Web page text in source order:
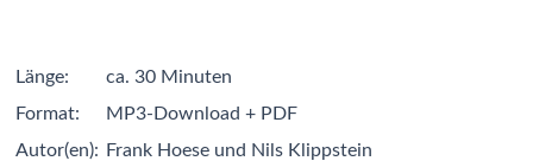
Länge:
ca. 30 Minuten
Format:
MP3-Download + PDF
Autor(en):
Frank Hoese und Nils Klippstein